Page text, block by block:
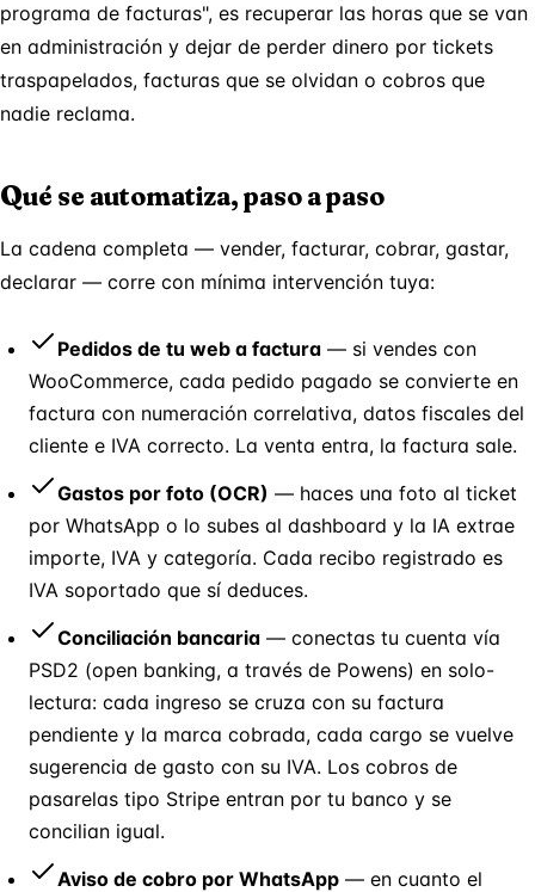
programa de facturas", es recuperar las horas que se van
en administración y dejar de perder dinero por tickets
traspapelados, facturas que se olvidan o cobros que
nadie reclama.
Qué se automatiza, paso a paso
La cadena completa — vender, facturar, cobrar, gastar,
declarar — corre con mínima intervención tuya:
Pedidos de tu web a factura — si vendes con
WooCommerce, cada pedido pagado se convierte en
factura con numeración correlativa, datos fiscales del
cliente e IVA correcto. La venta entra, la factura sale.
Gastos por foto (OCR) — haces una foto al ticket
por WhatsApp o lo subes al dashboard y la IA extrae
importe, IVA y categoría. Cada recibo registrado es
IVA soportado que sí deduces.
Conciliación bancaria — conectas tu cuenta vía
PSD2 (open banking, a través de Powens) en solo-
lectura: cada ingreso se cruza con su factura
pendiente y la marca cobrada, cada cargo se vuelve
sugerencia de gasto con su IVA. Los cobros de
pasarelas tipo Stripe entran por tu banco y se
concilian igual.
Aviso de cobro por WhatsApp — en cuanto el